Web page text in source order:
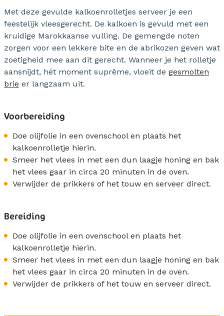
Met deze gevulde kalkoenrolletjes serveer je een
feestelijk vleesgerecht. De kalkoen is gevuld met een
kruidige Marokkaanse vulling. De gemengde noten
zorgen voor een lekkere bite en de abrikozen geven wat
zoetigheid mee aan dit gerecht. Wanneer je het rolletje
aansnijdt, hét moment suprême, vloeit de gesmolten
brie er langzaam uit.
Voorbereiding
Doe olijfolie in een ovenschool en plaats het
kalkoenrolletje hierin.
Smeer het vlees in met een dun laagje honing en bak
het vlees gaar in circa 20 minuten in de oven.
Verwijder de prikkers of het touw en serveer direct.
Bereiding
Doe olijfolie in een ovenschool en plaats het
kalkoenrolletje hierin.
Smeer het vlees in met een dun laagje honing en bak
het vlees gaar in circa 20 minuten in de oven.
Verwijder de prikkers of het touw en serveer direct.